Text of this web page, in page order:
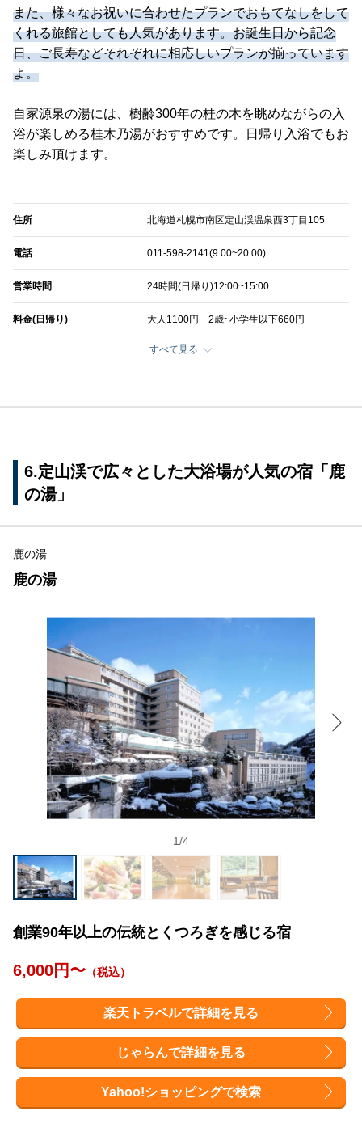
また、様々なお祝いに合わせたプランでおもてなしをして
くれる旅館としても人気があります。お誕生日から記念
日、ご長寿などそれぞれに相応しいプランが揃っています
よ。
自家源泉の湯には、樹齢300年の桂の木を眺めながらの入
浴が楽しめる桂木乃湯がおすすめです。日帰り入浴でもお
楽しみ頂けます。
住所 北海道札幌市南区定山渓温泉西3丁目105
電話 011-598-2141(9:00~20:00)
営業時間 24時間(日帰り)12:00~15:00
料金(日帰り) 大人1100円 2歳~小学生以下660円
すべて見る
6.定山渓で広々とした大浴場が人気の宿「鹿
の湯」
鹿の湯
鹿の湯
1/4
創業90年以上の伝統とくつろぎを感じる宿
6,000円〜 （税込）
楽天トラベルで詳細を見る
じゃらんで詳細を見る
Yahoo!ショッピングで検索